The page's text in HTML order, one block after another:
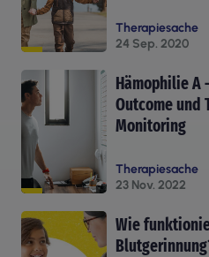
Therapiesache
24 Sep. 2020
Hämophilie A
Outcome und
Monitoring
Therapiesache
23 Nov. 2022
Wie